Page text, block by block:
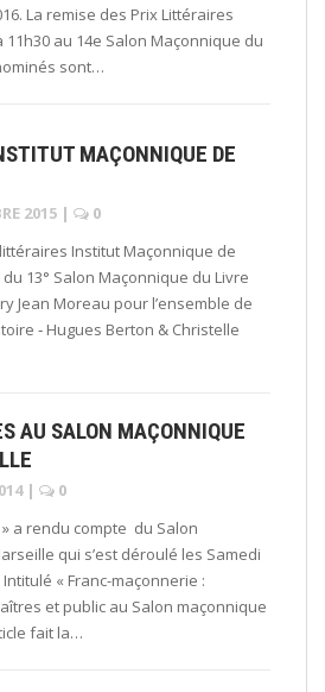
La remise des Prix Littéraires
au 14e Salon Maçonnique du
sont…
MAÇONNIQUE DE
2015 |
0
Institut Maçonnique de
13° Salon Maçonnique du Livre
Jean Moreau pour l’ensemble de
‐ Hugues Berton & Christelle
AU SALON MAÇONNIQUE
|
0
a rendu compte du Salon
qui s’est déroulé les Samedi
« Franc-maçonnerie :
et public au Salon maçonnique
fait la…